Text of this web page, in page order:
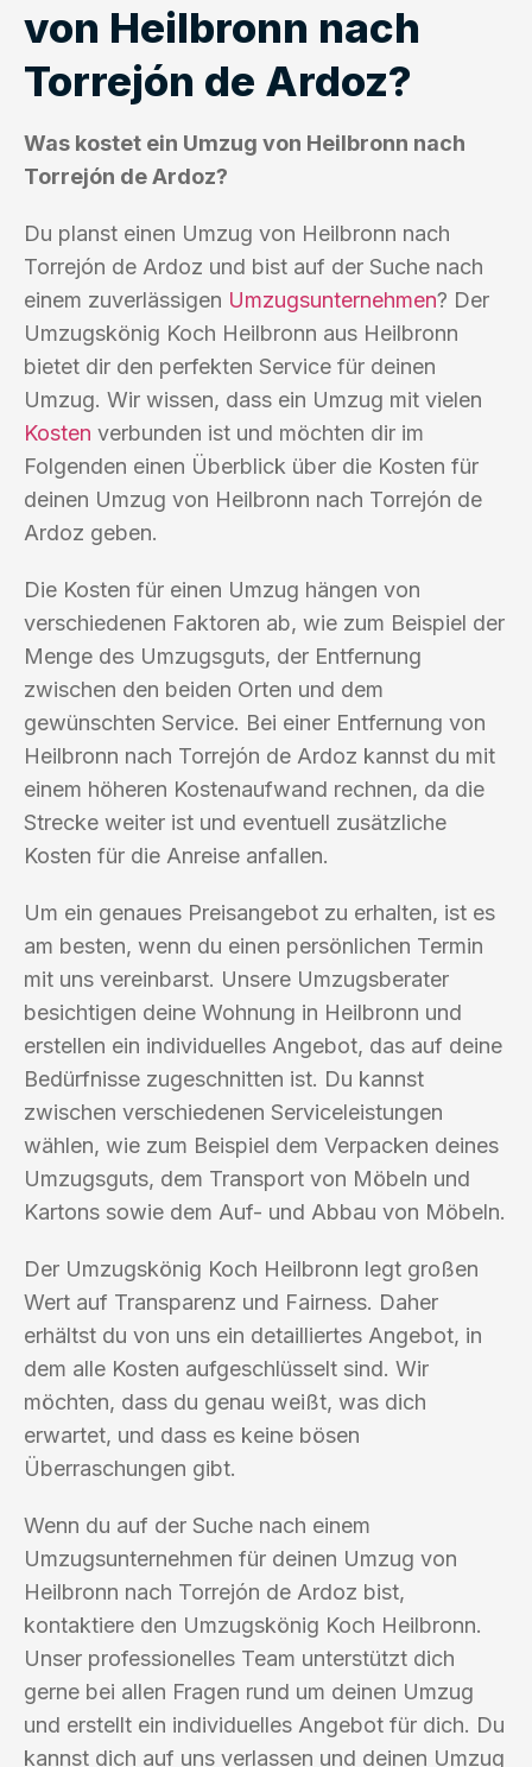
von Heilbronn nach
Torrejón de Ardoz?
Was kostet ein Umzug von Heilbronn nach
Torrejón de Ardoz?
Du planst einen Umzug von Heilbronn nach
Torrejón de Ardoz und bist auf der Suche nach
einem zuverlässigen Umzugsunternehmen? Der
Umzugskönig Koch Heilbronn aus Heilbronn
bietet dir den perfekten Service für deinen
Umzug. Wir wissen, dass ein Umzug mit vielen
Kosten verbunden ist und möchten dir im
Folgenden einen Überblick über die Kosten für
deinen Umzug von Heilbronn nach Torrejón de
Ardoz geben.
Die Kosten für einen Umzug hängen von
verschiedenen Faktoren ab, wie zum Beispiel der
Menge des Umzugsguts, der Entfernung
zwischen den beiden Orten und dem
gewünschten Service. Bei einer Entfernung von
Heilbronn nach Torrejón de Ardoz kannst du mit
einem höheren Kostenaufwand rechnen, da die
Strecke weiter ist und eventuell zusätzliche
Kosten für die Anreise anfallen.
Um ein genaues Preisangebot zu erhalten, ist es
am besten, wenn du einen persönlichen Termin
mit uns vereinbarst. Unsere Umzugsberater
besichtigen deine Wohnung in Heilbronn und
erstellen ein individuelles Angebot, das auf deine
Bedürfnisse zugeschnitten ist. Du kannst
zwischen verschiedenen Serviceleistungen
wählen, wie zum Beispiel dem Verpacken deines
Umzugsguts, dem Transport von Möbeln und
Kartons sowie dem Auf- und Abbau von Möbeln.
Der Umzugskönig Koch Heilbronn legt großen
Wert auf Transparenz und Fairness. Daher
erhältst du von uns ein detailliertes Angebot, in
dem alle Kosten aufgeschlüsselt sind. Wir
möchten, dass du genau weißt, was dich
erwartet, und dass es keine bösen
Überraschungen gibt.
Wenn du auf der Suche nach einem
Umzugsunternehmen für deinen Umzug von
Heilbronn nach Torrejón de Ardoz bist,
kontaktiere den Umzugskönig Koch Heilbronn.
Unser professionelles Team unterstützt dich
gerne bei allen Fragen rund um deinen Umzug
und erstellt ein individuelles Angebot für dich. Du
kannst dich auf uns verlassen und deinen Umzug